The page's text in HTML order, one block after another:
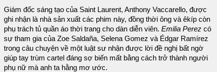
Giám đốc sáng tạo của Saint Laurent, Anthony Vaccarello, được
ghi nhận là nhà sản xuất các phim này, đồng thời ông và êkíp còn
phụ trách tủ quần áo thời trang cho dàn diễn viên. Emilia Perez có
sự tham gia của Zoe Saldaña, Selena Gomez và Édgar Ramírez
trong câu chuyện về một luật sư nhận được lời đề nghị bất ngờ
giúp tay trùm cartel đáng sợ biến mất bằng cách trở thành người
phụ nữ mà anh ta hằng mơ ước.